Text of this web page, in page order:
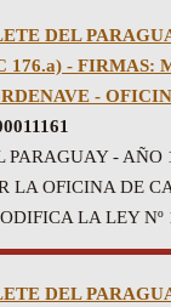
DEL
176.a) - FIRMAS:
-
PARAGUAY -
LA OFICINA DE
LA LEY Nº
DEL